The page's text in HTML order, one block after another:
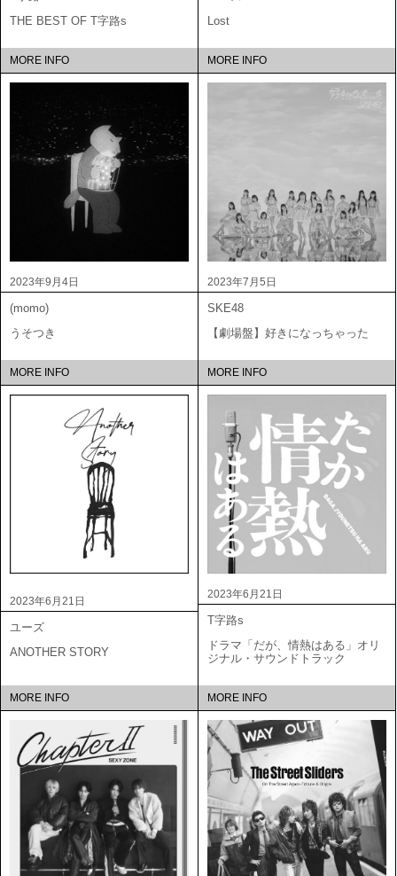
THE BEST OF T字路s
MORE INFO
Lost
MORE INFO
2023年9月4日
(momo)
うそつき
MORE INFO
2023年7月5日
SKE48
【劇場盤】好きになっちゃった
MORE INFO
2023年6月21日
ユーズ
ANOTHER STORY
MORE INFO
2023年6月21日
T字路s
ドラマ「だが、情熱はある」オリ
ジナル・サウンドトラック
MORE INFO